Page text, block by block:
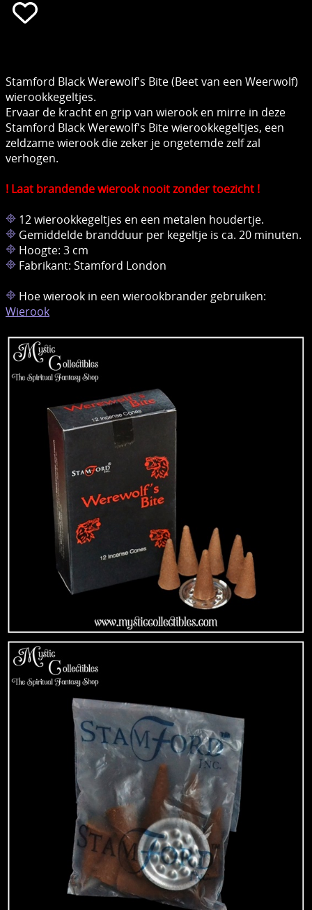
Stamford Black Werewolf's Bite (Beet van een Weerwolf)
wierookkegeltjes.
Ervaar de kracht en grip van wierook en mirre in deze
Stamford Black Werewolf's Bite wierookkegeltjes, een
zeldzame wierook die zeker je ongetemde zelf zal
verhogen.
! Laat brandende wierook nooit zonder toezicht !
12 wierookkegeltjes en een metalen houdertje.
Gemiddelde brandduur per kegeltje is ca. 20 minuten.
Hoogte: 3 cm
Fabrikant: Stamford London
Hoe wierook in een wierookbrander gebruiken:
Wierook